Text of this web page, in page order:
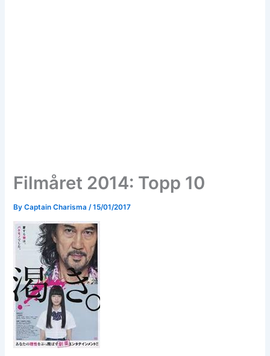
Filmåret 2014: Topp 10
ByCaptain Charisma /15/01/2017